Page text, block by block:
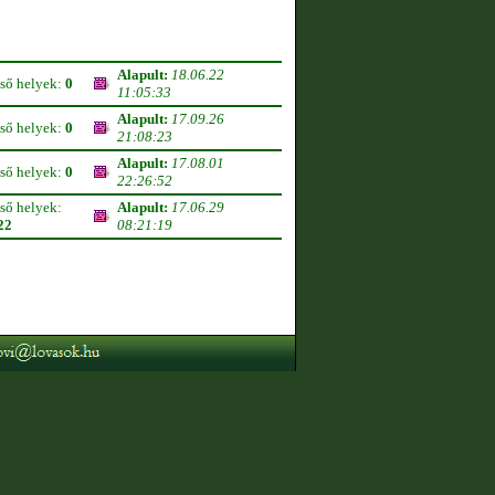
helyek: 0
Alapult: 18.06.22
11:05:33
helyek: 0
Alapult: 17.09.26
21:08:23
helyek: 0
Alapult: 17.08.01
22:26:52
helyek:
Alapult: 17.06.29
08:21:19